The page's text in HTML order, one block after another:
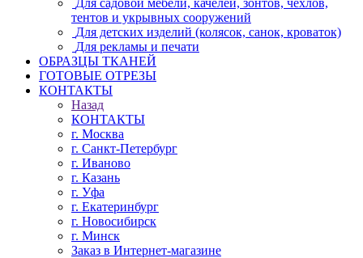
Для садовой мебели, качелей, зонтов, чехлов,
тентов и укрывных сооружений
Для детских изделий (колясок, санок, кроваток)
Для рекламы и печати
ОБРАЗЦЫ ТКАНЕЙ
ГОТОВЫЕ ОТРЕЗЫ
КОНТАКТЫ
Назад
КОНТАКТЫ
г. Москва
г. Санкт-Петербург
г. Иваново
г. Казань
г. Уфа
г. Екатеринбург
г. Новосибирск
г. Минск
Заказ в Интернет-магазине